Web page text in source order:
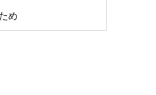
め